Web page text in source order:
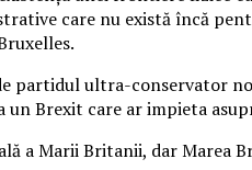
care nu există încă
partidul ultra-conservator
Brexit care ar impieta
a Marii Britanii, dar Marea